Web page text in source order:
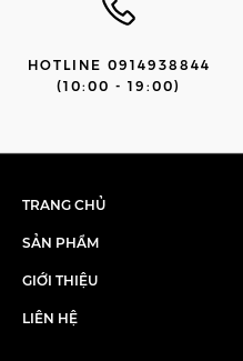
HOTLINE 0914938844
(10:00 - 19:00)
TRANG CHỦ
SẢN PHẨM
GIỚI THIỆU
LIÊN HỆ